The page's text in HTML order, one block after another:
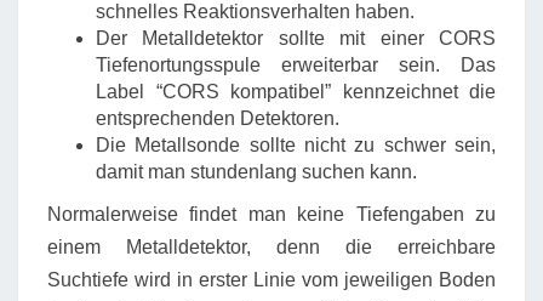
schnelles Reaktionsverhalten haben.
Der Metalldetektor sollte mit einer CORS
Tiefenortungsspule erweiterbar sein. Das
Label “CORS kompatibel” kennzeichnet die
entsprechenden Detektoren.
Die Metallsonde sollte nicht zu schwer sein,
damit man stundenlang suchen kann.
Normalerweise findet man keine Tiefengaben zu
einem Metalldetektor, denn die erreichbare
Suchtiefe wird in erster Linie vom jeweiligen Boden